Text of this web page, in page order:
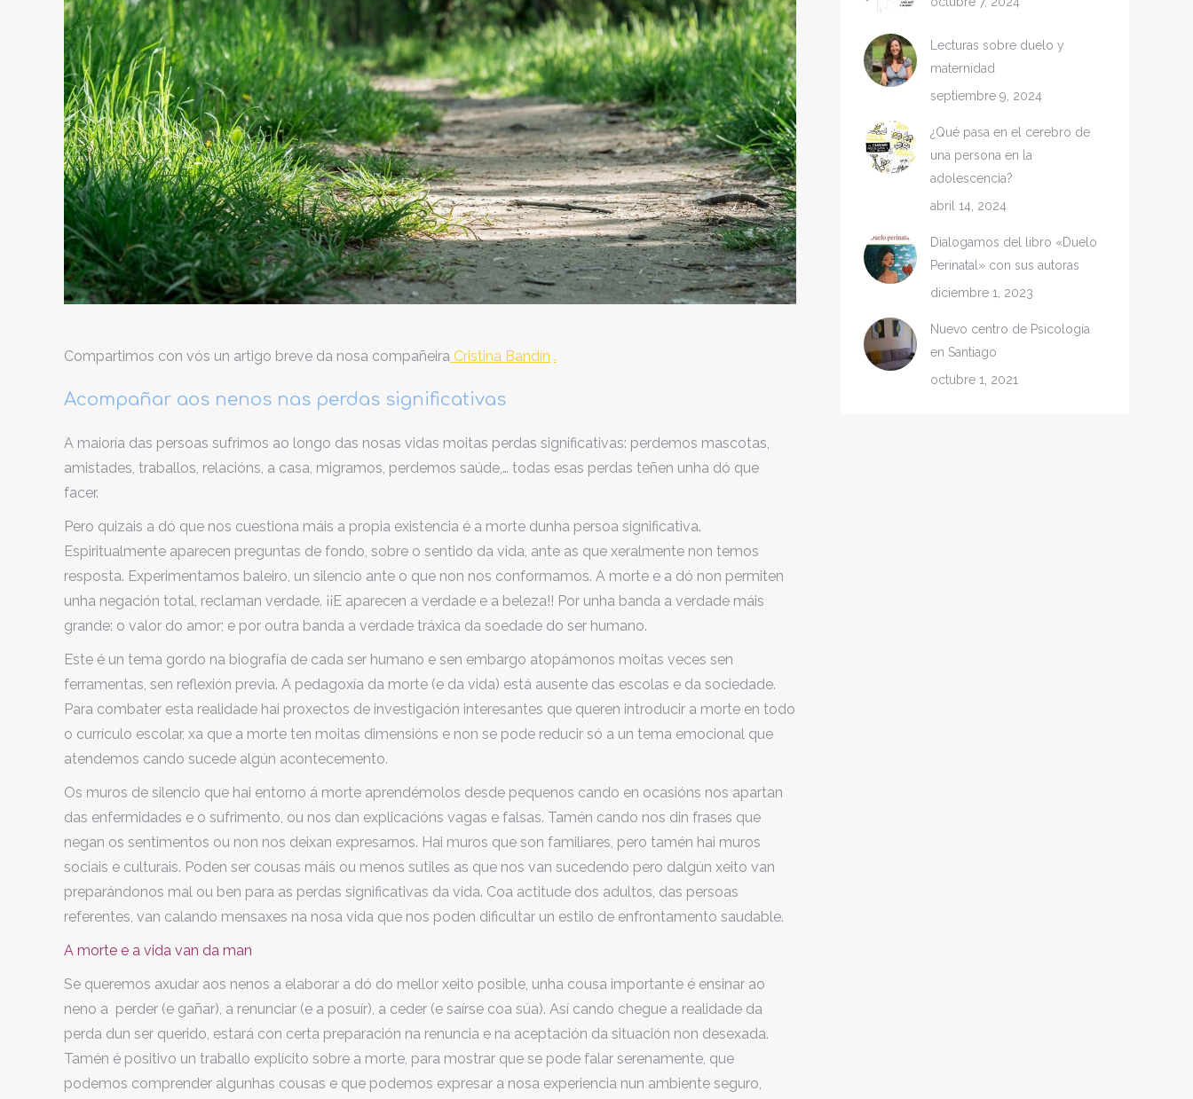
Compartimos con vós un artigo breve da nosa compañeira Cristina Bandín .
Acompañar aos nenos nas perdas significativas
A maioría das persoas sufrimos ao longo das nosas vidas moitas perdas significativas: perdemos mascotas,
amistades, traballos, relacións, a casa, migramos, perdemos saúde,… todas esas perdas teñen unha dó que
facer.
Pero quizais a dó que nos cuestiona máis a propia existencia é a morte dunha persoa significativa.
Espiritualmente aparecen preguntas de fondo, sobre o sentido da vida, ante as que xeralmente non temos
resposta. Experimentamos baleiro, un silencio ante o que non nos conformamos. A morte e a dó non permiten
unha negación total, reclaman verdade. ¡¡E aparecen a verdade e a beleza!! Por unha banda a verdade máis
grande: o valor do amor; e por outra banda a verdade tráxica da soedade do ser humano.
Este é un tema gordo na biografía de cada ser humano e sen embargo atopámonos moitas veces sen
ferramentas, sen reflexión previa. A pedagoxía da morte (e da vida) está ausente das escolas e da sociedade.
Para combater esta realidade hai proxectos de investigación interesantes que queren introducir a morte en todo
o currículo escolar, xa que a morte ten moitas dimensións e non se pode reducir só a un tema emocional que
atendemos cando sucede algún acontecemento.
Os muros de silencio que hai entorno á morte aprendémolos desde pequenos cando en ocasións nos apartan
das enfermidades e o sufrimento, ou nos dan explicacións vagas e falsas. Tamén cando nos din frases que
negan os sentimentos ou non nos deixan expresarnos. Hai muros que son familiares, pero tamén hai muros
sociais e culturais. Poden ser cousas máis ou menos sutiles as que nos van sucedendo pero dalgún xeito van
preparándonos mal ou ben para as perdas significativas da vida. Coa actitude dos adultos, das persoas
referentes, van calando mensaxes na nosa vida que nos poden dificultar un estilo de enfrontamento saudable.
A morte e a vida van da man
Se queremos axudar aos nenos a elaborar a dó do mellor xeito posible, unha cousa importante é ensinar ao
neno a perder (e gañar), a renunciar (e a posuír), a ceder (e saírse coa súa). Así cando chegue a realidade da
perda dun ser querido, estará con certa preparación na renuncia e na aceptación da situación non desexada.
Tamén é positivo un traballo explícito sobre a morte, para mostrar que se pode falar serenamente, que
podemos comprender algunhas cousas e que podemos expresar a nosa experiencia nun ambiente seguro,
Lecturas sobre duelo y
maternidad
septiembre 9, 2024
¿Qué pasa en el cerebro de
una persona en la
adolescencia?
abril 14, 2024
Dialogamos del libro «Duelo
Perinatal» con sus autoras
diciembre 1, 2023
Nuevo centro de Psicología
en Santiago
octubre 1, 2021